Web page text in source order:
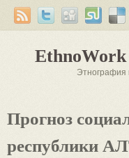
EthnoWork
Этнография
Прогноз
республики